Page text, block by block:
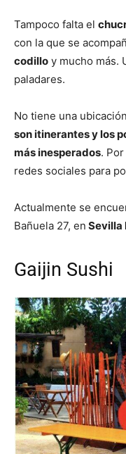
Tampoco falta el
con la que se
codillo y mucho más.
paladares.
No tiene una
son itinerantes y los
más inesperados.
redes sociales para
Actualmente se
Bañuela 27, en Sevilla
Gaijin Sushi